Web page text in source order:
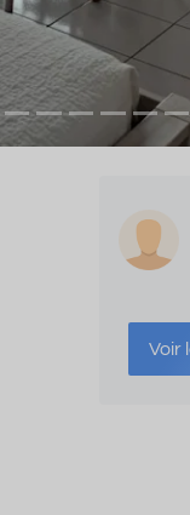
Voir